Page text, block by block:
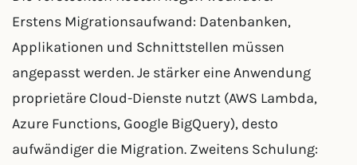
Erstens Migrationsaufwand: Datenbanken,
Applikationen und Schnittstellen müssen
angepasst werden. Je stärker eine Anwendung
proprietäre Cloud-Dienste nutzt (AWS Lambda,
Azure Functions, Google BigQuery), desto
aufwändiger die Migration. Zweitens Schulung: